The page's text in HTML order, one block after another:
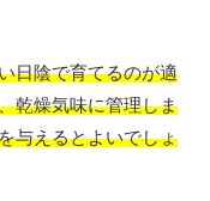
日陰で育てるのが適
乾燥気味に管理しま
与えるとよいでしょ